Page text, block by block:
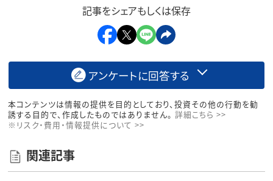
記事をシェアもしくは保存
アンケートに回答する
本コンテンツは情報の提供を目的としており、投資その他の行動を勧
誘する目的で、作成したものではありません。 詳細こちら >>
※リスク・費用・情報提供について >>
関連記事